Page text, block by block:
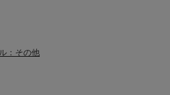
：その他